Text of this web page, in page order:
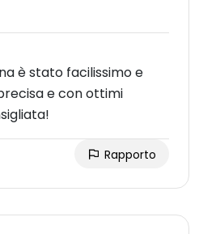
è stato facilissimo e
e con ottimi
Rapporto